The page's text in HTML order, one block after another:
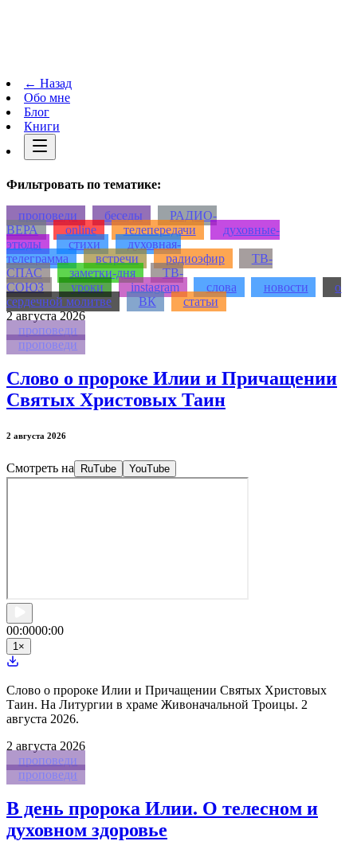
← Назад
Обо мне
Блог
Книги
Фильтровать по тематике:
проповеди беседы
РАДИО-
ВЕРА
online телепередачи
духовные-
этюды
стихи
духовная-
телеграмма
встречи радиоэфир
ТВ-
СПАС
заметки-дня
ТВ-
СОЮЗ
уроки instagram слова новости
о
сердечной молитве
ВК
статьи
2 августа 2026
проповеди
проповеди
Слово о пророке Илии и Причащении
Святых Христовых Таин
2 августа 2026
Смотреть на RuTube YouTube
00:0000:00
1 ×
Слово о пророке Илии и Причащении Святых Христовых
Таин. На Литургии в храме Живоначальной Троицы. 2
августа 2026.
2 августа 2026
проповеди
проповеди
В день пророка Илии. О телесном и
духовном здоровье